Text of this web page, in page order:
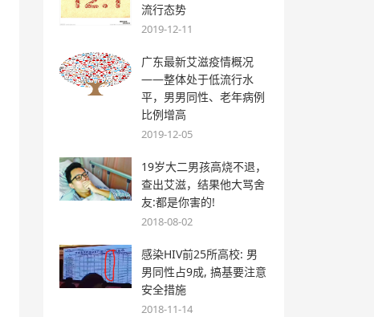
流行态势
2019-12-11
广东最新艾滋疫情概况
——整体处于低流行水
平，男男同性、老年病例
比例增高
2019-12-05
19岁大二男孩高烧不退，
查出艾滋，结果他大骂舍
友:都是你害的!
2018-08-02
感染HIV前25所高校: 男
男同性占9成, 搞基要注意
安全措施
2018-11-14